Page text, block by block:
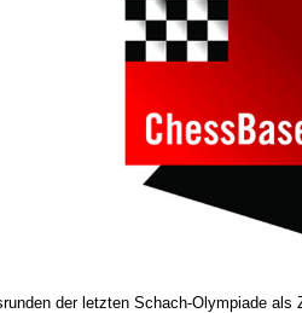
der letzten Schach-Olympiade